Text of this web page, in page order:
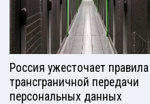
Россия ужесточает правила
трансграничной передачи
персональных данных